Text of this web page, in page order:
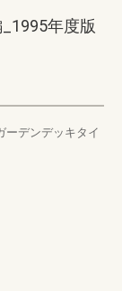
年度版
デンデッキタイ